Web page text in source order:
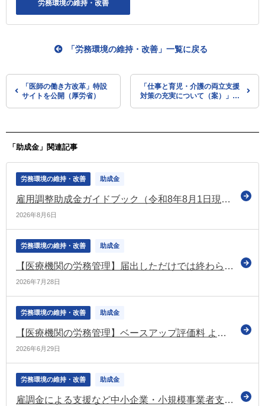
労務環境の維持・改善
「医師の働き方改革」特設
サイトを公開（厚労省）
「労務環境の維持・改善」一覧に戻る
「仕事と育児・介護の両立支援
対策の充実について（案）」を
会）
「助成金」関連記事
労務環境の維持・改善 助成金
雇用調整助成金ガイドブック（令和8年8月1日現在版）を公表
2026年8月6日
労務環境の維持・改善 助成金
【医療機関の労務管理】届出しただけでは終わらない！ ベースアップ評価料「中間報告」と「実績報告」で押さえておきたいポイント
2026年7月28日
労務環境の維持・改善 助成金
【医療機関の労務管理】ベースアップ評価料 よくある質問Q&A ～届出後に迷いやすいポイント整理～
2026年6月29日
労務環境の維持・改善 助成金
雇調金による支援など中小企業・小規模事業者支援に万全を期すように 総理が指示（中東情勢に関する関係閣僚会議）